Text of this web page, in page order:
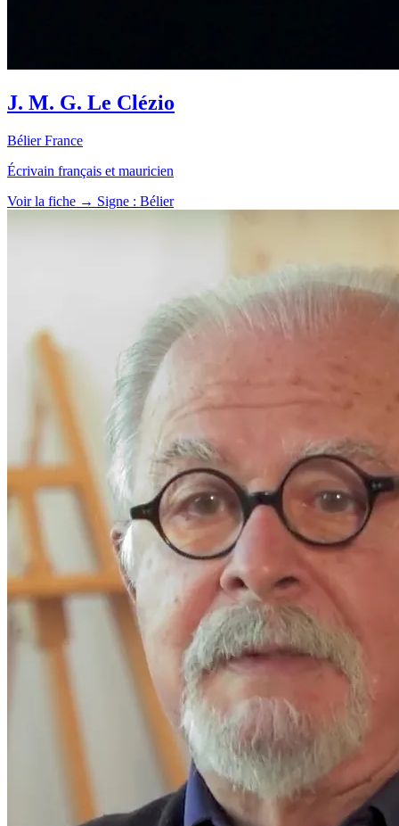
J. M. G. Le Clézio
Bélier France
Écrivain français et mauricien
Voir la fiche → Signe : Bélier